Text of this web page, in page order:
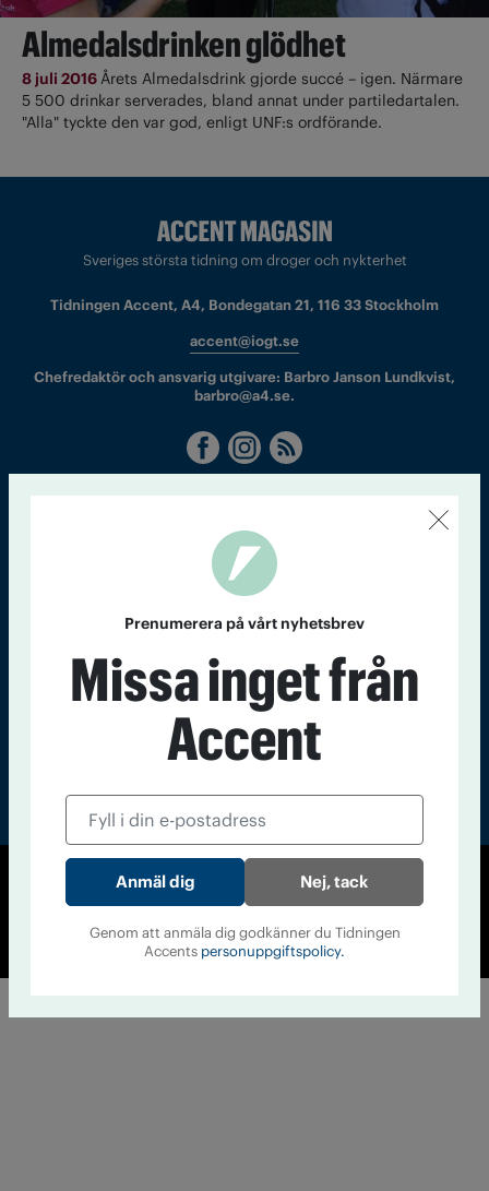
Almedalsdrinken glödhet
8 juli 2016Årets Almedalsdrink gjorde succé – igen. Närmare
5 500 drinkar serverades, bland annat under partiledartalen.
"Alla" tyckte den var god, enligt UNF:s ordförande.
Sveriges största tidning om droger och nykterhet
Tidningen Accent, A4, Bondegatan 21, 116 33 Stockholm
accent@iogt.se
Chefredaktör och ansvarig utgivare: Barbro Janson Lundkvist,
barbro@a4.se.
nummer av
© Tidningen Accent 2026
Cookiepolicy
Personuppgiftspolicy
Prenumerera på vårt nyhetsbrev
Missa inget från
Accent
Nej, tack
Genom att anmäla dig godkänner du Tidningen
Accents personuppgiftspolicy.